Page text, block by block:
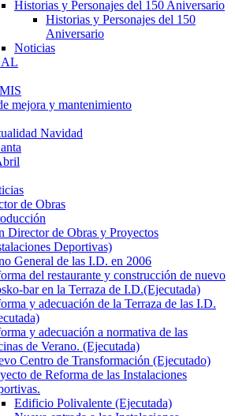
Historias y Personajes del 150 Aniversario
Historias y Personajes del 150
Aniversario
Noticias
mejora y mantenimiento
Navidad
de Obras
Director de Obras y Proyectos
Deportivas)
General de las I.D. en 2006
del restaurante y construcción de nuevo
bar en la Terraza de I.D.(Ejecutada)
y adecuación de la Terraza de las I.D.
y adecuación a normativa de las
de Verano. (Ejecutada)
Centro de Transformación (Ejecutado)
de Reforma de las Instalaciones
Edificio Polivalente (Ejecutada)